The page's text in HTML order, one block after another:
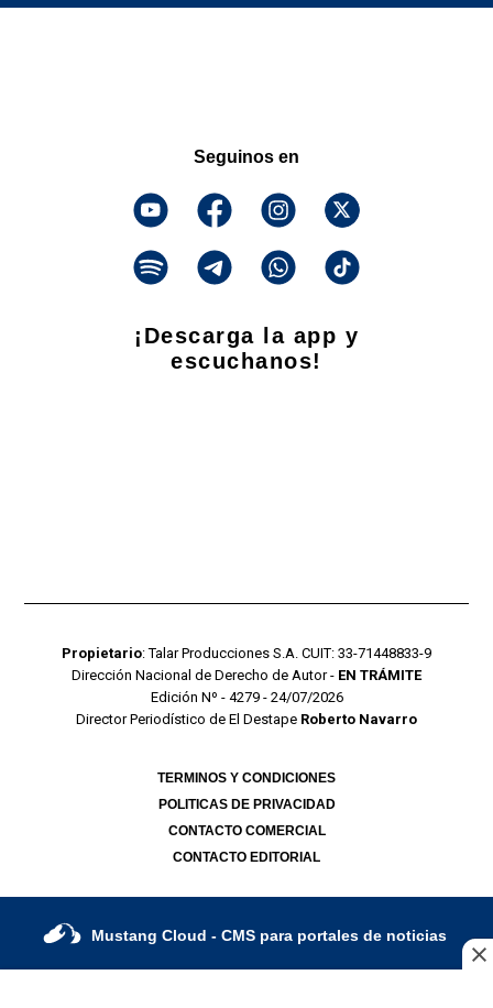
Seguinos en
¡Descarga la app y
escuchanos!
Propietario: Talar Producciones S.A. CUIT: 33-71448833-9
Dirección Nacional de Derecho de Autor - EN TRÁMITE
Edición Nº - 4279 - 24/07/2026
Director Periodístico de El Destape Roberto Navarro
TERMINOS Y CONDICIONES
POLITICAS DE PRIVACIDAD
CONTACTO COMERCIAL
CONTACTO EDITORIAL
Mustang Cloud - CMS para portales de noticias